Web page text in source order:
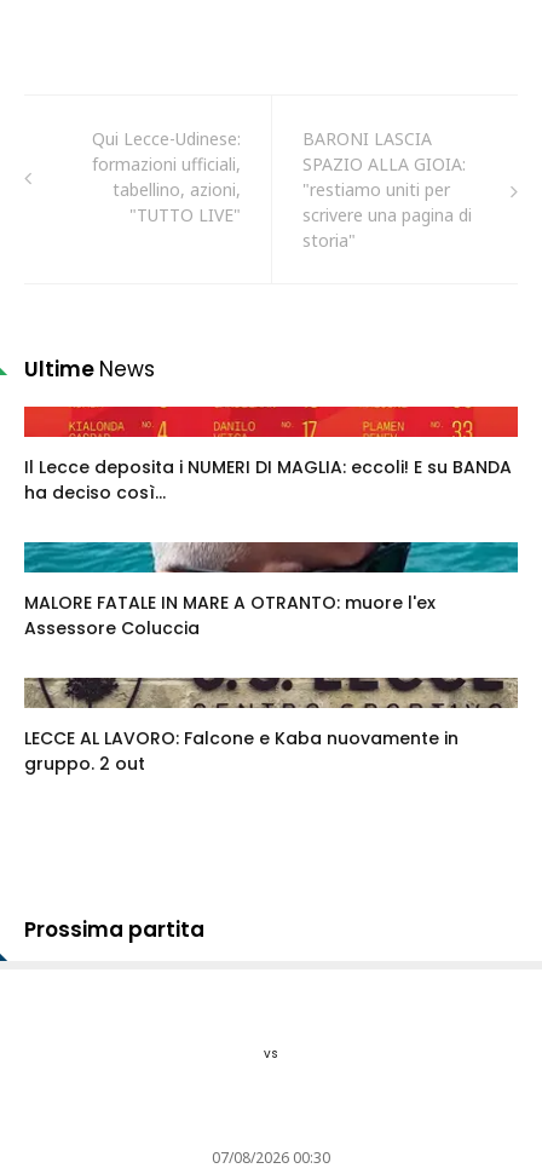
Qui Lecce-Udinese:
formazioni ufficiali,
tabellino, azioni,
"TUTTO LIVE"
BARONI LASCIA
SPAZIO ALLA GIOIA:
"restiamo uniti per
scrivere una pagina di
storia"
Ultime News
Il Lecce deposita i NUMERI DI MAGLIA: eccoli! E su BANDA
ha deciso così...
MALORE FATALE IN MARE A OTRANTO: muore l'ex
Assessore Coluccia
LECCE AL LAVORO: Falcone e Kaba nuovamente in
gruppo. 2 out
Prossima partita
vs
07/08/2026 00:30